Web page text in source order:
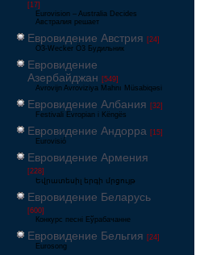
[17]
Eurovision – Australia Decides
Австралия решает
Евровидение Австрия [24]
Ö3-Wecker Ö3 Будильник
Евровидение
Азербайджан [549]
Avrovijn Avroviziya Mahnı Müsabiqəsi
Евровидение Албания [32]
Festivali Evropian i Këngës
Евровидение Андорра [15]
Eurovisió
Евровидение Армения
[228]
Եվրատեսիլ երգի մրցույթ
Евровидение Беларусь
[600]
Конкурс песні Еўрабачанне
Евровидение Бельгия [24]
Eurosong